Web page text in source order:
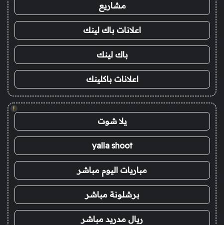
مشاريع
اعلانات باك لينك
باك لينك
اعلانات باكلينك
!
يلا شوت
yalla shoot
مباريات اليوم مباشر
برشلونة مباشر
ريال مدريد مباشر